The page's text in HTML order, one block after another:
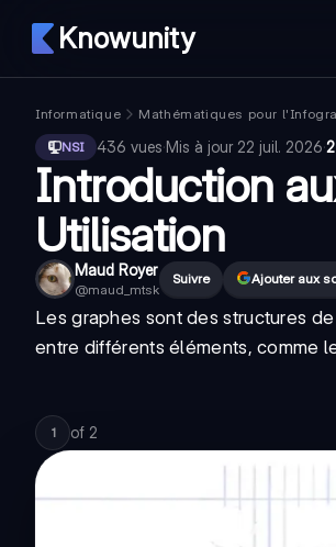
Knowunity
Informatique Mathématiques pour
NSI
436 vues·Mis à jour 22 juil. 2026·
Introduction
Utilisation
Maud Royer
@maud_mtsk
Suivre Ajouter aux
Les graphes sont des structures
entre différents éléments, comme
1 of 2